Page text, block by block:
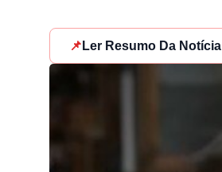
📌 Ler Resumo Da Notícia